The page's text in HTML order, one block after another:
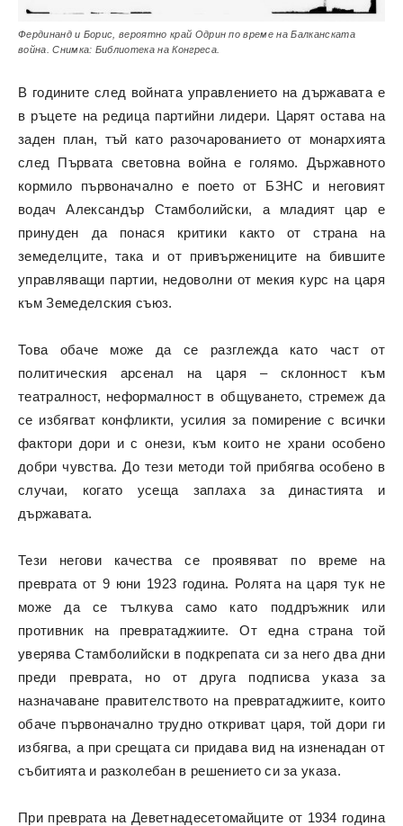
Фердинанд и Борис, вероятно край Одрин по време на Балканската
война. Снимка: Библиотека на Конгреса.
В годините след войната управлението на държавата е
в ръцете на редица партийни лидери. Царят остава на
заден план, тъй като разочарованието от монархията
след Първата световна война е голямо. Държавното
кормило първоначално е поето от БЗНС и неговият
водач Александър Стамболийски, а младият цар е
принуден да понася критики както от страна на
земеделците, така и от привържениците на бившите
управляващи партии, недоволни от мекия курс на царя
към Земеделския съюз.
Това обаче може да се разглежда като част от
политическия арсенал на царя – склонност към
театралност, неформалност в общуването, стремеж да
се избягват конфликти, усилия за помирение с всички
фактори дори и с онези, към които не храни особено
добри чувства. До тези методи той прибягва особено в
случаи, когато усеща заплаха за династията и
държавата.
Тези негови качества се проявяват по време на
преврата от 9 юни 1923 година. Ролята на царя тук не
може да се тълкува само като поддръжник или
противник на превратаджиите. От една страна той
уверява Стамболийски в подкрепата си за него два дни
преди преврата, но от друга подписва указа за
назначаване правителството на превратаджиите, които
обаче първоначално трудно откриват царя, той дори ги
избягва, а при срещата си придава вид на изненадан от
събитията и разколебан в решението си за указа.
При преврата на Деветнадесетомайците от 1934 година